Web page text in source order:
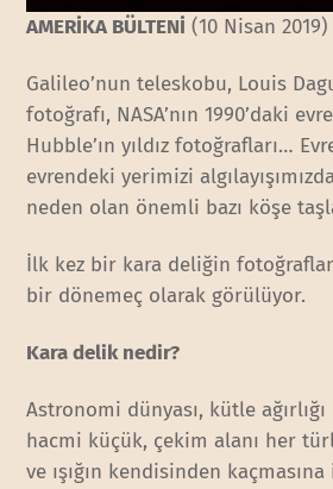
AMERİKA BÜLTENİ (10 Nisan 2019)
Galileo’nun teleskobu, Louis
fotoğrafı, NASA’nın 1990’daki
Hubble’ın yıldız fotoğrafları…
evrendeki yerimizi
neden olan önemli bazı köşe
İlk kez bir kara deliğin
bir dönemeç olarak görülüyor.
Kara delik nedir?
Astronomi dünyası, kütle
hacmi küçük, çekim alanı her
ve ışığın kendisinden